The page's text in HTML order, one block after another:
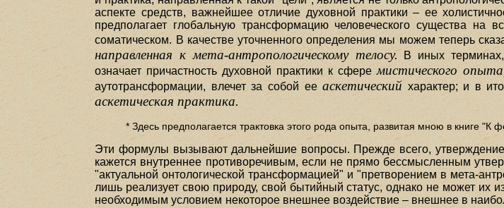
аспекте средств, важнейшее отличие духовной практики – ее
предполагает глобальную трансформацию человеческого существа на
соматическом. В качестве уточненного определения мы можем теперь
направленная к мета-антропологическому телосу.В иных терминах,
означает причастность духовной практики к сферемистического
аутотрансформации, влечет за собой ееаскетический характер; и в
аскетическая практика.
* Здесь предполагается трактовка этого рода опыта, развитая мною в книге
Эти формулы вызывают дальнейшие вопросы. Прежде всего, утверждение
кажется внутреннее противоречивым, если не прямо бессмысленным
"актуальной онтологической трансформацией" и "претворением в мета-
лишь реализует свою природу, свой бытийный статус, однако не может
необходимым условием некоторое внешнее воздействие – внешнее в